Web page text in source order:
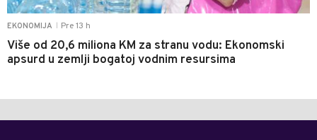
EKONOMIJA Pre 13 h
Više od 20,6 miliona KM za stranu vodu: Ekonomski
apsurd u zemlji bogatoj vodnim resursima